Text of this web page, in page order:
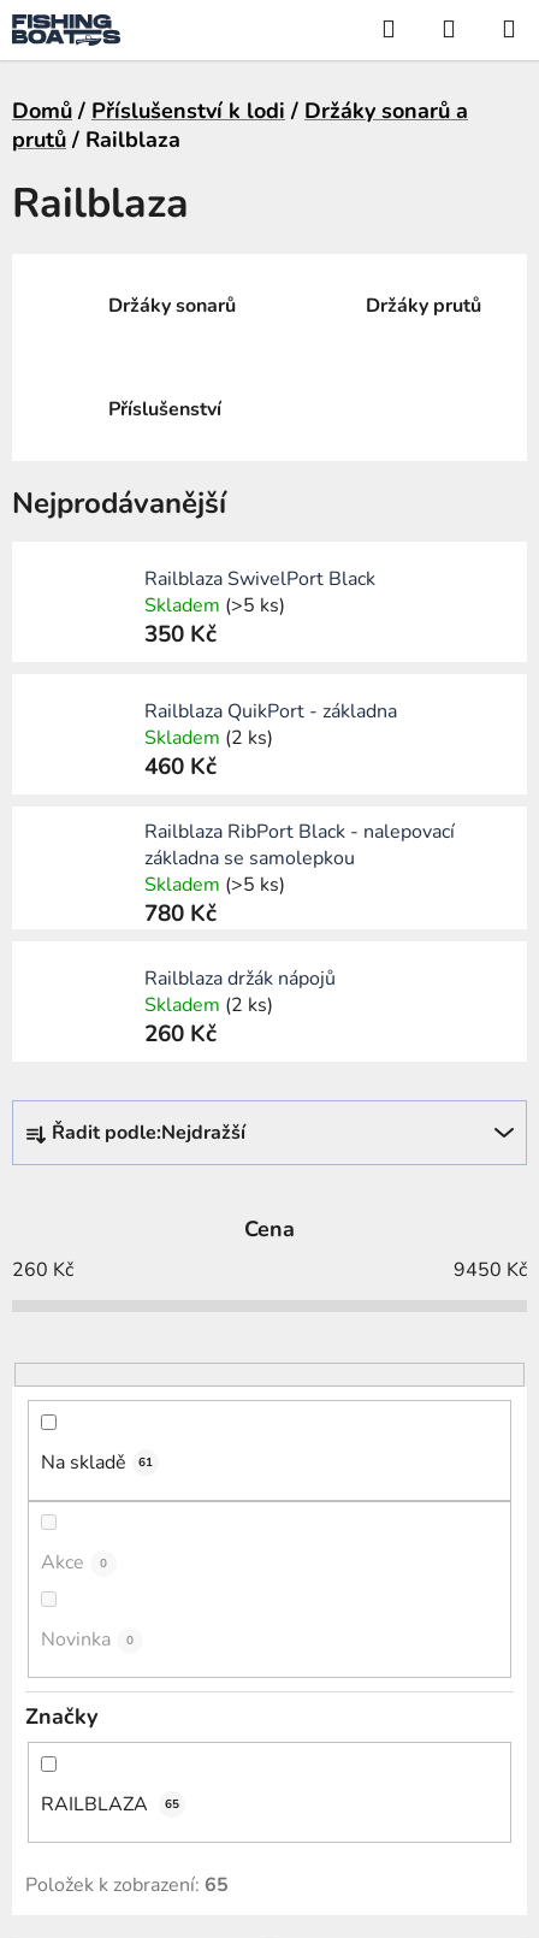
Přejít
na
obsah
Hledat
KOŠÍK
Domů / Příslušenství k lodi / Držáky sonarů a
prutů / Railblaza
Railblaza
Držáky sonarů Držáky prutů
Příslušenství
Nejprodávanější
Railblaza SwivelPort Black
Skladem (>5 ks)
350 Kč
Railblaza QuikPort - základna
Skladem (2 ks)
460 Kč
Railblaza RibPort Black - nalepovací
základna se samolepkou
Skladem (>5 ks)
780 Kč
Railblaza držák nápojů
Skladem (2 ks)
260 Kč
z
í
o
d
Řadit podle:Nejdražší
Cena
260 Kč 9450 Kč
Na skladě 61
Akce 0
Novinka 0
Značky
RAILBLAZA 65
Položek k zobrazení: 65